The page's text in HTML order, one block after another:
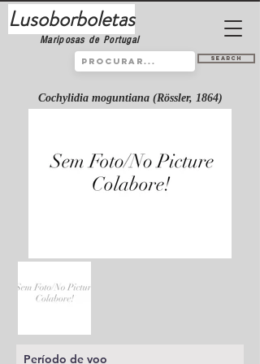
Lusoborboletas
Mariposas de Portugal
Search
Cochylidia moguntiana (Rössler, 1864)
Período de voo